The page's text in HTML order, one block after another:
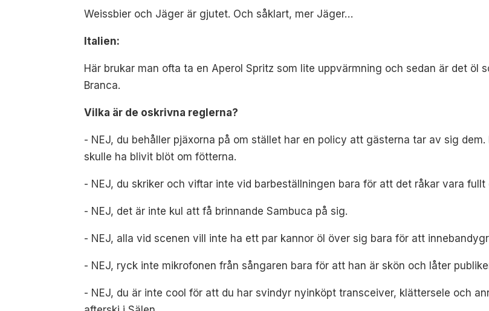
Weissbier och Jäger är gjutet. Och såklart, mer Jäger…
Italien:
Här brukar man ofta ta en Aperol Spritz som lite uppvärmning och sedan är det öl
Branca.
Vilka är de oskrivna reglerna?
- NEJ, du behåller pjäxorna på om stället har en policy att gästerna tar av sig
skulle ha blivit blöt om fötterna.
- NEJ, du skriker och viftar inte vid barbeställningen bara för att det råkar vara fullt
- NEJ, det är inte kul att få brinnande Sambuca på sig.
- NEJ, alla vid scenen vill inte ha ett par kannor öl över sig bara för att
- NEJ, ryck inte mikrofonen från sångaren bara för att han är skön och låter
- NEJ, du är inte cool för att du har svindyr nyinköpt transceiver, klättersele och